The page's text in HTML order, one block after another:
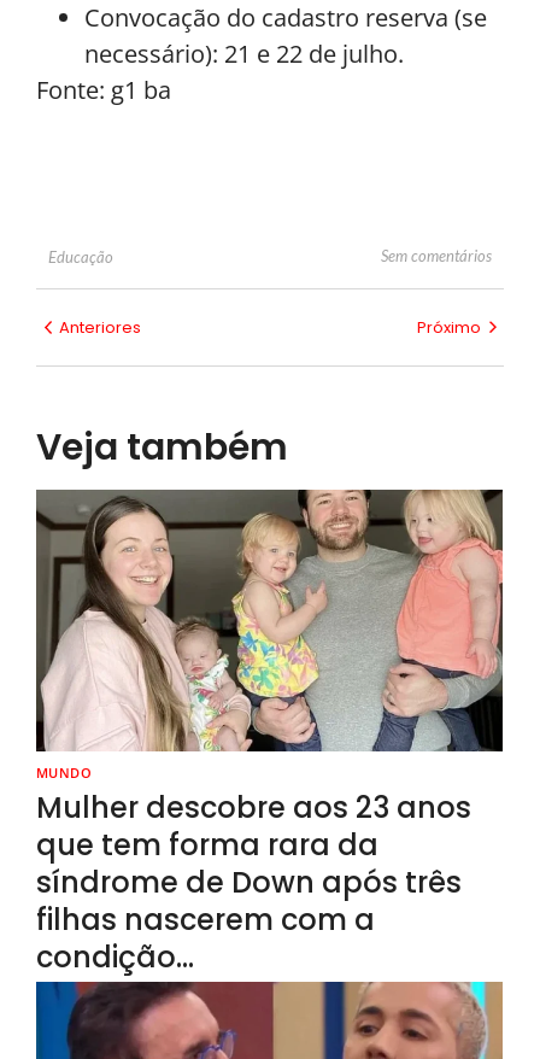
Convocação do cadastro reserva (se
necessário): 21 e 22 de julho.
Fonte: g1 ba
Educação Sem comentários
Anteriores Próximo
Veja também
MUNDO
Mulher descobre aos 23 anos
que tem forma rara da
síndrome de Down após três
filhas nascerem com a
condição…